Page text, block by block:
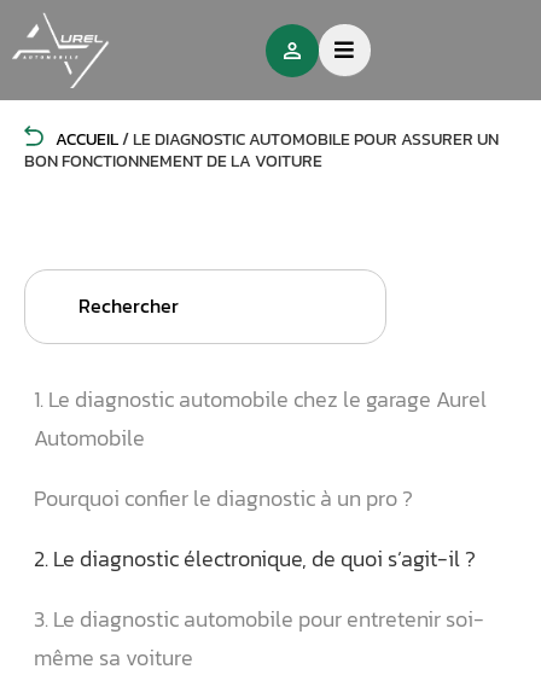
ACCUEIL/LE DIAGNOSTIC AUTOMOBILE POUR ASSURER UN
BON FONCTIONNEMENT DE LA VOITURE
Search
1. Le diagnostic automobile chez le garage Aurel
Automobile
Pourquoi confier le diagnostic à un pro ?
2. Le diagnostic électronique, de quoi s’agit-il ?
3. Le diagnostic automobile pour entretenir soi-
même sa voiture